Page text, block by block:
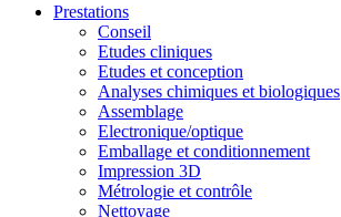
Prestations
Conseil
Etudes cliniques
Etudes et conception
Analyses chimiques et biologiques
Assemblage
Electronique/optique
Emballage et conditionnement
Impression 3D
Métrologie et contrôle
Nettoyage